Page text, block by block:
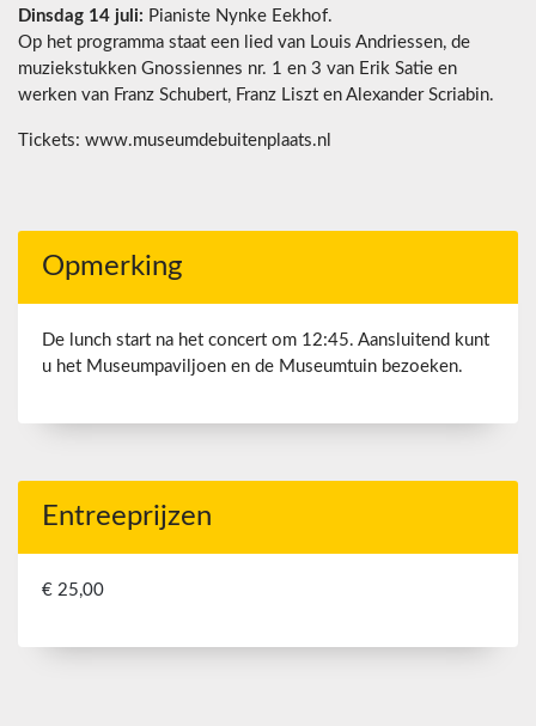
Dinsdag 14 juli: Pianiste Nynke Eekhof.
Op het programma staat een lied van Louis Andriessen, de
muziekstukken Gnossiennes nr. 1 en 3 van Erik Satie en
werken van Franz Schubert, Franz Liszt en Alexander Scriabin.
Tickets: www.museumdebuitenplaats.nl
Opmerking
De lunch start na het concert om 12:45. Aansluitend kunt
u het Museumpaviljoen en de Museumtuin bezoeken.
Entreeprijzen
€ 25,00